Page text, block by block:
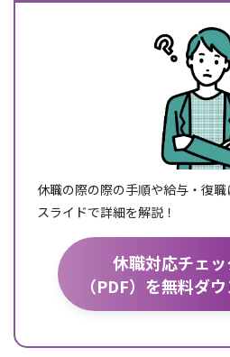
休職の際の際の手順や給与・復職
スライドで詳細を解説！
休職対応チェ
（PDF）を無料ダ